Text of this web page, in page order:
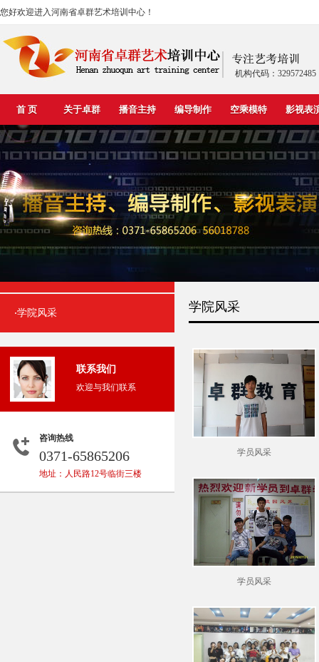
您好欢迎进入河南省卓群艺术培训中心！
机构代码：329572485
首 页 关于卓群 播音主持 编导制作 空乘模特 影视表
·学院风采
联系我们
欢迎与我们联系
咨询热线
0371-65865206
地址：人民路12号临街三楼
学院风采
学员风采
学员风采